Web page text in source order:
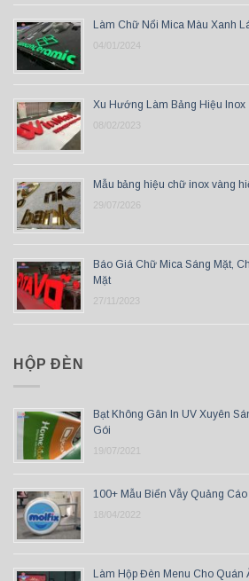
Làm Chữ Nổi Mica Màu Xanh
04/01/2024
Xu Hướng Làm Bảng Hiệu Inox
08/02/2023
Mẫu bảng hiệu chữ inox vàng
29/07/2026
Báo Giá Chữ Mica Sáng Mặt,
Mặt
27/11/2023
HỘP ĐÈN
Bạt Không Gân In UV Xuyên
Gói
19/07/2021
100+ Mẫu Biển Vẫy Quảng
18/04/2022
Làm Hộp Đèn Menu Cho Quán